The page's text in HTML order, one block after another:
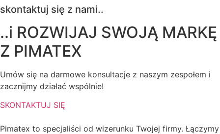
skontaktuj się z nami..
..i ROZWIJAJ SWOJĄ MARKĘ
Z PIMATEX
Umów się na darmowe konsultacje z naszym zespołem i
zacznijmy działać wspólnie!
SKONTAKTUJ SIĘ
Pimatex to specjaliści od wizerunku Twojej firmy. Łączymy